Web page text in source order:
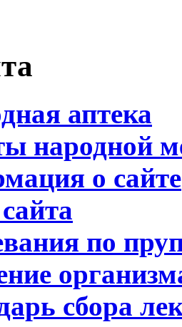
аптека
народной
о сайте
по
сбора